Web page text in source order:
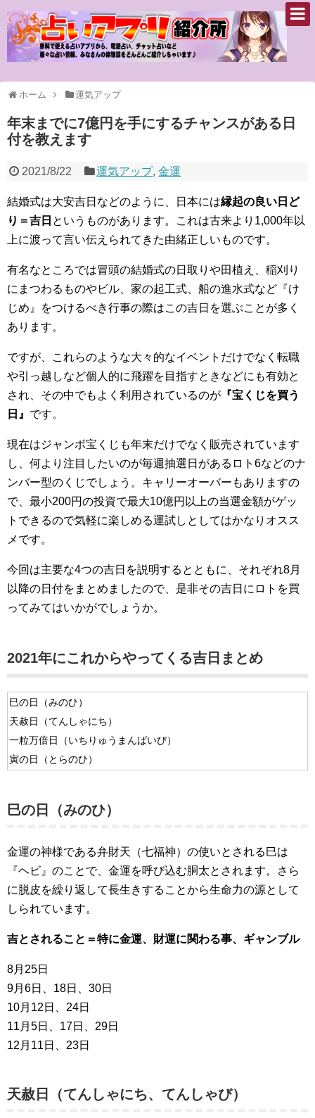
ホーム 運気アップ
年末までに7億円を手にするチャンスがある日
付を教えます
2021/8/22 運気アップ,金運
結婚式は大安吉日などのように、日本には縁起の良い日ど
り＝吉日 というものがあります。これは古来より1,000年以
上に渡って言い伝えられてきた由緒正しいものです。
有名なところでは冒頭の結婚式の日取りや田植え、稲刈り
にまつわるものやビル、家の起工式、船の進水式など『け
じめ』をつけるべき行事の際はこの吉日を選ぶことが多く
あります。
ですが、これらのような大々的なイベントだけでなく転職
や引っ越しなど個人的に飛躍を目指すときなどにも有効と
され、その中でもよく利用されているのが 『宝くじを買う
日』 です。
現在はジャンボ宝くじも年末だけでなく販売されています
し、何より注目したいのが毎週抽選日があるロト6などのナ
ンバー型のくじでしょう。キャリーオーバーもありますの
で、最小200円の投資で最大10億円以上の当選金額がゲッ
トできるので気軽に楽しめる運試しとしてはかなりオスス
メです。
今回は主要な4つの吉日を説明するとともに、それぞれ8月
以降の日付をまとめましたので、是非その吉日にロトを買
ってみてはいかがでしょうか。
2021年にこれからやってくる吉日まとめ
巳の日（みのひ）
天赦日（てんしゃにち）
一粒万倍日（いちりゅうまんばいび）
寅の日（とらのひ）
巳の日（みのひ）
金運の神様である弁財天（七福神）の使いとされる巳は
『ヘビ』のことで、金運を呼び込む胴太とされます。さら
に脱皮を繰り返して長生きすることから生命力の源として
しられています。
吉とされること＝特に金運、財運に関わる事、ギャンブル
8月25日
9月6日、18日、30日
10月12日、24日
11月5日、17日、29日
12月11日、23日
天赦日（てんしゃにち、てんしゃび）